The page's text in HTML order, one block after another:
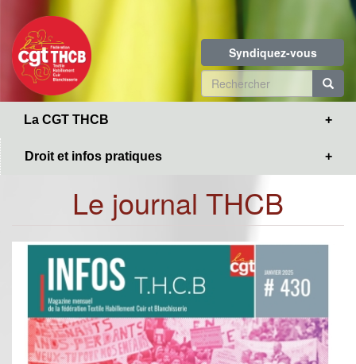
contenu
principal
Syndiquez-vous
Formulaire
de
La CGT THCB
Droit et infos pratiques
Le journal THCB